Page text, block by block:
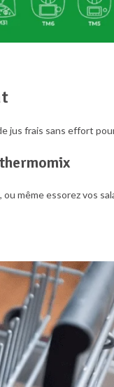
jus frais sans effort
même essorez vos